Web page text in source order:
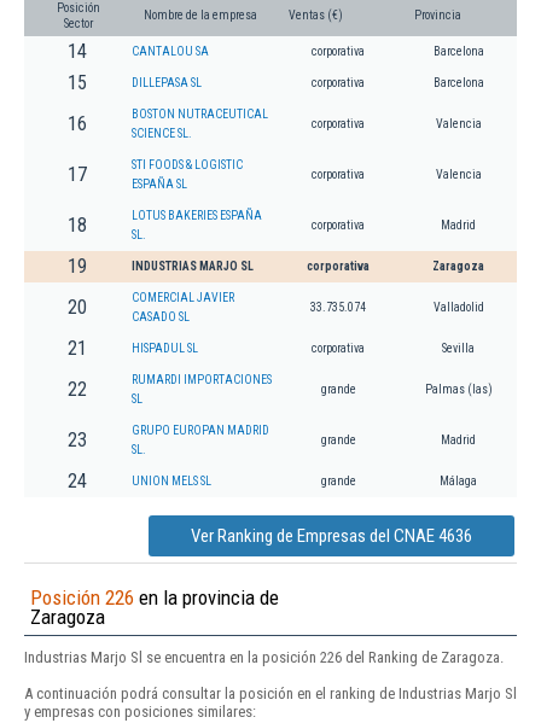
Posición
Sector
Nombre de la empresa Ventas (€) Provincia
14 CANTALOU SA corporativa Barcelona
15 DILLEPASA SL corporativa Barcelona
16
BOSTON NUTRACEUTICAL
SCIENCE SL.
corporativa Valencia
17
STI FOODS & LOGISTIC
ESPAÑA SL
corporativa Valencia
18
LOTUS BAKERIES ESPAÑA
SL.
corporativa Madrid
19 INDUSTRIAS MARJO SL corporativa Zaragoza
20
COMERCIAL JAVIER
CASADO SL
33.735.074 Valladolid
21 HISPADUL SL corporativa Sevilla
22
RUMARDI IMPORTACIONES
SL
grande Palmas (las)
23
GRUPO EUROPAN MADRID
SL.
grande Madrid
24 UNION MELS SL grande Málaga
Ver Ranking de Empresas del CNAE 4636
Posición 226 en la provincia de
Zaragoza
Industrias Marjo Sl se encuentra en la posición 226 del Ranking de Zaragoza.
A continuación podrá consultar la posición en el ranking de Industrias Marjo Sl
y empresas con posiciones similares: